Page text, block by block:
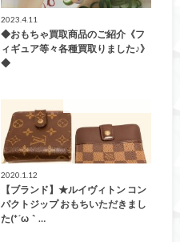
2023.4.11
◆おもちゃ買取商品のご紹介《フ
ィギュア等々各種買取りました♪》
◆
2020.1.12
【ブランド】★ルイヴィトン コン
パクトジップ おもちいただきまし
た(*´ω｀…